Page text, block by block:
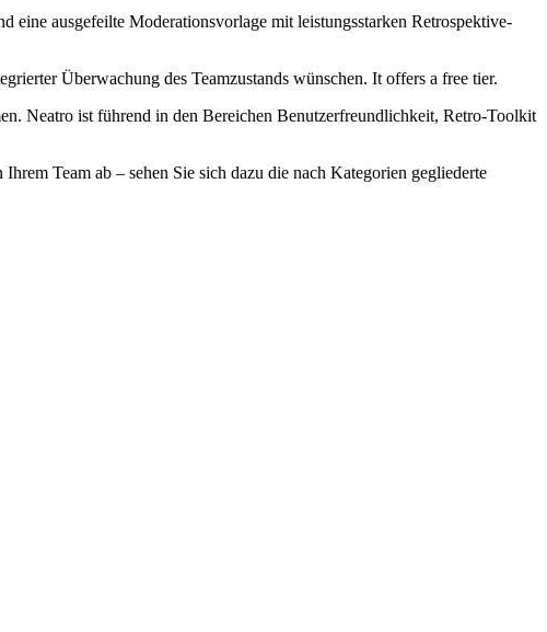
ausgefeilte Moderationsvorlage mit leistungsstarken Retrospektive-
Überwachung des Teamzustands wünschen. It offers a free tier.
Neatro ist führend in den Bereichen Benutzerfreundlichkeit, Retro-Toolkit
Team ab – sehen Sie sich dazu die nach Kategorien gegliederte